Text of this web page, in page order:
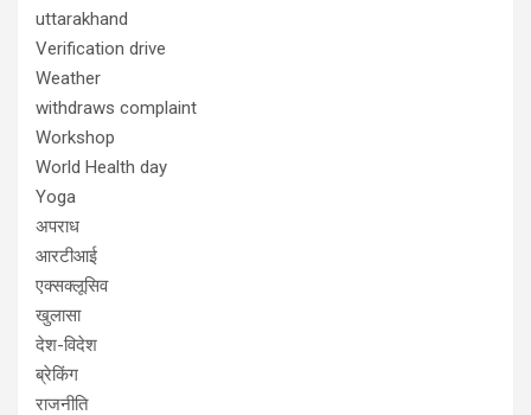
uttarakhand
Verification drive
Weather
withdraws complaint
Workshop
World Health day
Yoga
अपराध
आरटीआई
एक्सक्लूसिव
खुलासा
देश-विदेश
ब्रेकिंग
राजनीति